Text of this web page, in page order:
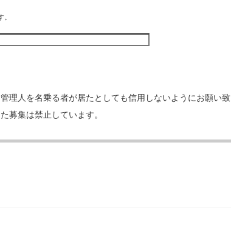
人を名乗る者が居たとしても信用しないようにお願い致
募集は禁止しています。